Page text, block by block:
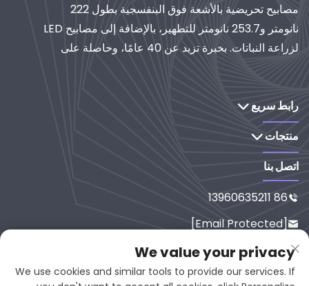
مصابيح تحريضية بالأشعة فوق البنفسجية بطول 222
نانومتر و253.7 نانومتر للتطهير، بالإضافة إلى مصابيح LED
لزراعة النباتات. بخبرة تزيد عن 40 عامًا، وحاصلة على
رابط سريع
منتجات
اتصل بنا

86 13960635211

[email Protected]

رقم 65-9، شارع شيسي، يانبينغ، فوجي
ان، 353001، الصين
We value your privacy
We use cookies and similar tools to provide our services. If